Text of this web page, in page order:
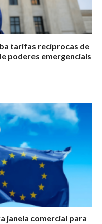
tarifas recíprocas de
poderes emergenciais
janela comercial para